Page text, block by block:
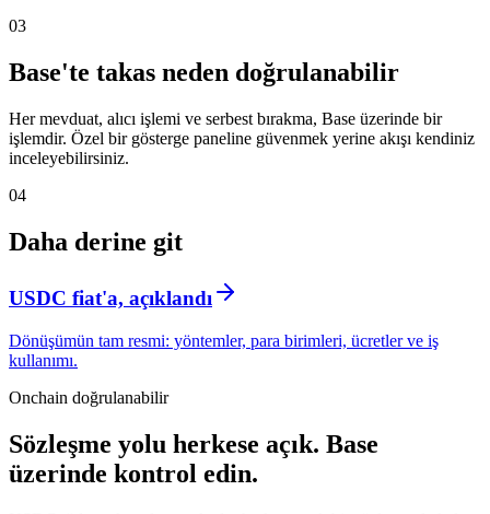
03
Base'te takas neden doğrulanabilir
Her mevduat, alıcı işlemi ve serbest bırakma, Base üzerinde bir
işlemdir. Özel bir gösterge paneline güvenmek yerine akışı kendiniz
inceleyebilirsiniz.
04
Daha derine git
USDC fiat'a, açıklandı
Dönüşümün tam resmi: yöntemler, para birimleri, ücretler ve iş
kullanımı.
Onchain doğrulanabilir
Sözleşme yolu herkese açık. Base
üzerinde kontrol edin.